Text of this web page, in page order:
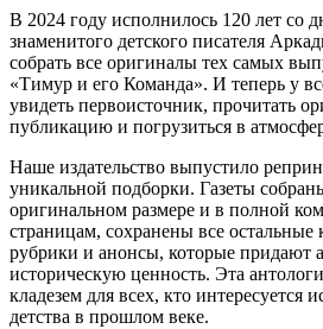
В 2024 году исполнилось 120 лет со
знаменитого детского писателя
собрать все оригиналы тех самых
«Тимур и его Команда». И теперь у
увидеть первоисточник, прочитать
публикацию и погрузиться в
Наше издательство выпустило
уникальной подборки. Газеты
оригинальном размере и в полной
страницам, сохранены все остальные
рубрики и анонсы, которые придают
историческую ценность. Эта
кладезем для всех, кто интересуется
детства в прошлом веке.